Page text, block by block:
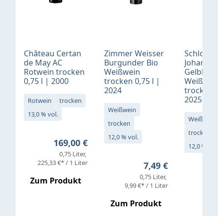
Château Certan
de May AC
Rotwein trocken
0,75 l | 2000
Rotwein
trocken
13,0 % vol.
Regulärer Preis:
169,00 €
0,75 Liter
225,33 €* / 1 Liter
Zum Produkt
Zimmer Weisser
Burgunder Bio
Weißwein
trocken 0,75 l |
2024
Weißwein
trocken
12,0 % vol.
Regulärer Preis:
7,49 €
0,75 Liter
9,99 €* / 1 Liter
Zum Produkt
Schloß
Gelblack
trocken
2025
Weißwein
trocken
12,0 % vol.